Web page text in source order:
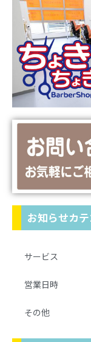
お知らせカ
サービス
営業日時
その他